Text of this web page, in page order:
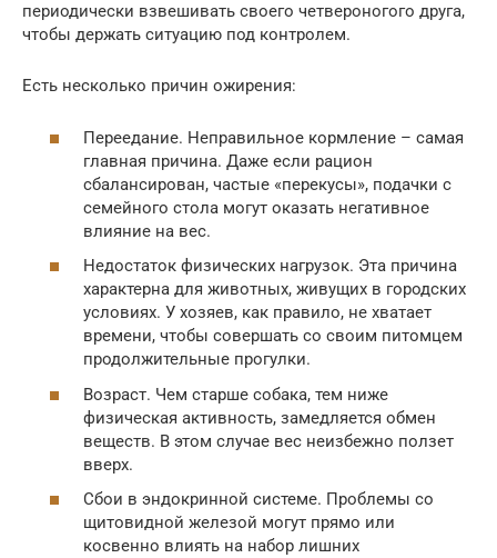
периодически взвешивать своего четвероногого друга,
чтобы держать ситуацию под контролем.
Есть несколько причин ожирения:
Переедание. Неправильное кормление – самая
главная причина. Даже если рацион
сбалансирован, частые «перекусы», подачки с
семейного стола могут оказать негативное
влияние на вес.
Недостаток физических нагрузок. Эта причина
характерна для животных, живущих в городских
условиях. У хозяев, как правило, не хватает
времени, чтобы совершать со своим питомцем
продолжительные прогулки.
Возраст. Чем старше собака, тем ниже
физическая активность, замедляется обмен
веществ. В этом случае вес неизбежно ползет
вверх.
Сбои в эндокринной системе. Проблемы со
щитовидной железой могут прямо или
косвенно влиять на набор лишних